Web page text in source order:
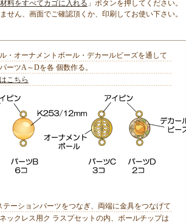
材料をすべてカゴに入れる 」ボタンを押してください。
せん、画面でご確認頂くか、印刷してお使い下さい。
・オーナメントボール・デカールビーズを通して
ーツA～Dを各 個数作る。
こちら
ーションパーツをつなぎ、両端に金具をつなげて
ックレス用ク ラスプセットの内、ボールチップは